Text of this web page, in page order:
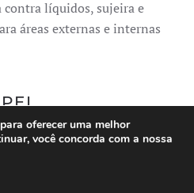
contra líquidos, sujeira e
áreas externas e internas
de flúor e PFCs, que protege
de mofo, sem comprometer
oferecer uma melhor
você concorda com a nossa